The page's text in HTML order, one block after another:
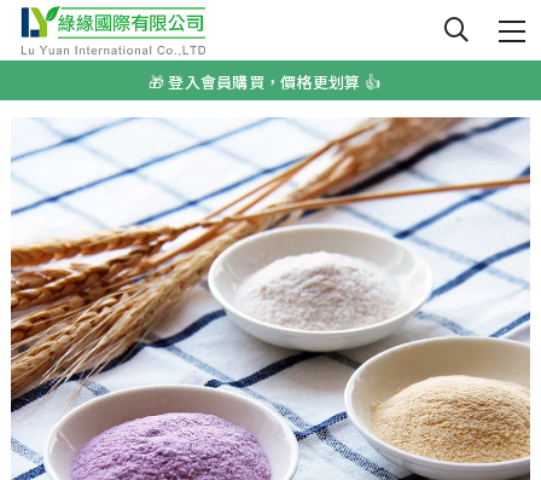
🎁 登入會員購買，價格更划算 👍
🏆 榮獲A.A純粹風味國際無添加認證 🏆️
🌟 嬰幼兒無添加副食品首選 🌟
🎁 登入會員購買，價格更划算 👍
🏆 榮獲A.A純粹風味國際無添加認證 🏆️